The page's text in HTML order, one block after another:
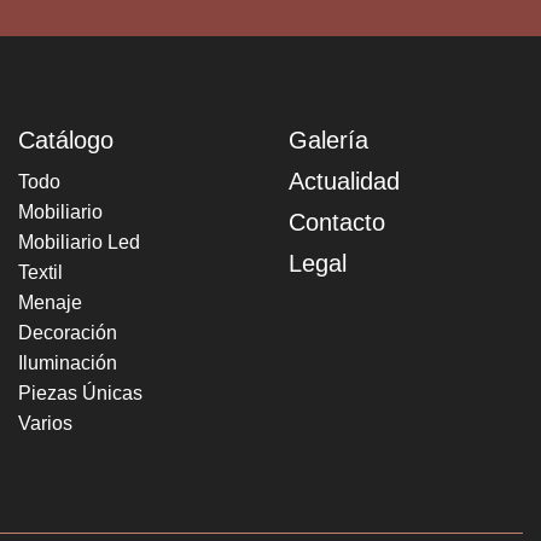
Catálogo
Todo
Mobiliario
Mobiliario Led
Textil
Menaje
Decoración
Iluminación
Piezas Únicas
Varios
Galería
Actualidad
Contacto
Legal